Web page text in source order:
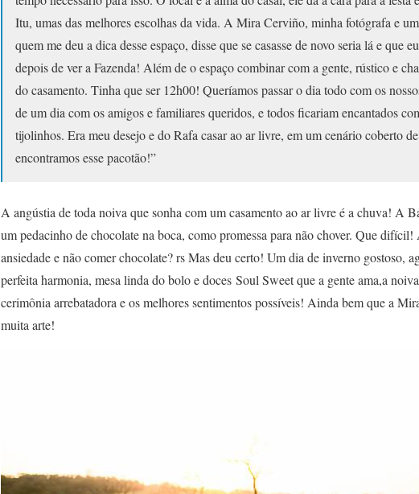
Itu, umas das melhores escolhas da vida. A Mira Cerviño, minha fotógrafa e
quem me deu a dica desse espaço, disse que se casasse de novo seria lá e que
depois de ver a Fazenda! Além de o espaço combinar com a gente, rústico e
do casamento. Tinha que ser 12h00! Queríamos passar o dia todo com os
de um dia com os amigos e familiares queridos, e todos ficariam encantados
tijolinhos. Era meu desejo e do Rafa casar ao ar livre, em um cenário coberto
encontramos esse pacotão!”
A angústia de toda noiva que sonha com um casamento ao ar livre é a chuva! A
um pedacinho de chocolate na boca, como promessa para não chover. Que difícil!
ansiedade e não comer chocolate? rs Mas deu certo! Um dia de inverno gostoso,
perfeita harmonia, mesa linda do bolo e doces Soul Sweet que a gente ama,a
cerimônia arrebatadora e os melhores sentimentos possíveis! Ainda bem que a
muita arte!